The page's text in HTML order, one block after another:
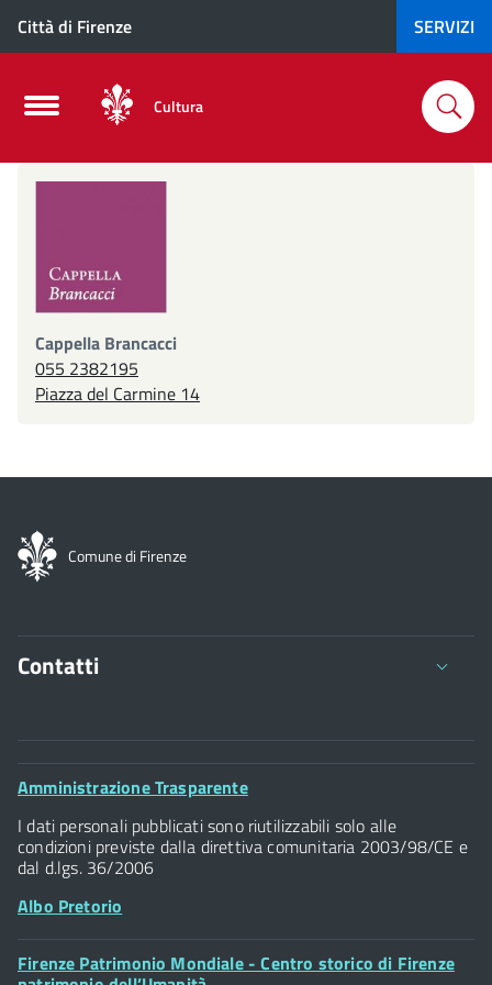
Città di Firenze SERVIZI
Cultura
Cappella
Brancacci
Cappella Brancacci
055 2382195
Piazza del Carmine 14
Comune di Firenze
Contatti
Comune di Firenze
Palazzo Vecchio
Piazza della Signoria - 50122, Firenze
P.IVA 01307110484
Posta Elettronica Certificata
Footer
Amministrazione Trasparente
I dati personali pubblicati sono riutilizzabili solo alle
condizioni previste dalla direttiva comunitaria 2003/98/CE e
dal d.lgs. 36/2006
Albo Pretorio
Footer
Firenze Patrimonio Mondiale - Centro storico di Firenze